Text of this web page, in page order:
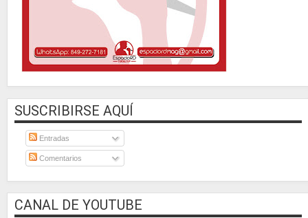
SUSCRIBIRSE AQUÍ
Entradas
Comentarios
CANAL DE YOUTUBE